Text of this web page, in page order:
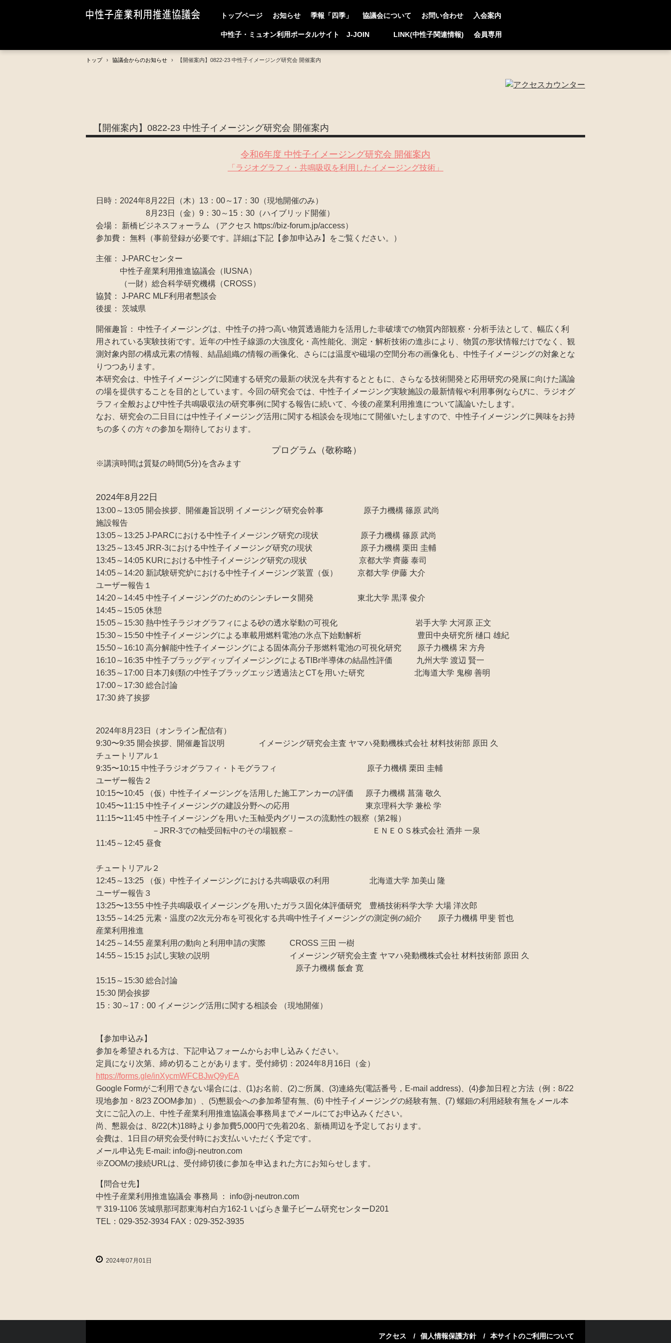
トップページ お知らせ 季報「四季」 協議会について お問い合わせ 入会案内
中性子・ミュオン利用ポータルサイト J-JOIN LINK(中性子関連情報) 会員専用
トップ › 協議会からのお知らせ › 【開催案内】0822-23 中性子イメージング研究会 開催案内
【開催案内】0822-23 中性子イメージング研究会 開催案内
令和6年度 中性子イメージング研究会 開催案内
「ラジオグラフィ・共鳴吸収を利用したイメージング技術」
日時：2024年8月22日（木）13：00～17：30（現地開催のみ）
8月23日（金）9：30～15：30（ハイブリッド開催）
会場： 新橋ビジネスフォーラム （アクセス https://biz-forum.jp/access）
参加費： 無料（事前登録が必要です。詳細は下記【参加申込み】をご覧ください。）
主催： J-PARCセンター
中性子産業利用推進協議会（IUSNA）
（一財）総合科学研究機構（CROSS）
協賛： J-PARC MLF利用者懇談会
後援： 茨城県
開催趣旨： 中性子イメージングは、中性子の持つ高い物質透過能力を活用した非破壊での物質内部観察・分析手法として、幅広く利
用されている実験技術です。近年の中性子線源の大強度化・高性能化、測定・解析技術の進歩により、物質の形状情報だけでなく、観
測対象内部の構成元素の情報、結晶組織の情報の画像化、さらには温度や磁場の空間分布の画像化も、中性子イメージングの対象とな
りつつあります。
本研究会は、中性子イメージングに関連する研究の最新の状況を共有するとともに、さらなる技術開発と応用研究の発展に向けた議論
の場を提供することを目的としています。今回の研究会では、中性子イメージング実験施設の最新情報や利用事例ならびに、ラジオグ
ラフィ全般および中性子共鳴吸収法の研究事例に関する報告に続いて、今後の産業利用推進について議論いたします。
なお、研究会の二日目には中性子イメージング活用に関する相談会を現地にて開催いたしますので、中性子イメージングに興味をお持
ちの多くの方々の参加を期待しております。
プログラム（敬称略）
※講演時間は質疑の時間(5分)を含みます
2024年8月22日
13:00～13:05 開会挨拶、開催趣旨説明 イメージング研究会幹事 原子力機構 篠原 武尚
施設報告
13:05～13:25 J-PARCにおける中性子イメージング研究の現状 原子力機構 篠原 武尚
13:25～13:45 JRR-3における中性子イメージング研究の現状 原子力機構 栗田 圭輔
13:45～14:05 KURにおける中性子イメージング研究の現状 京都大学 齊藤 泰司
14:05～14:20 新試験研究炉における中性子イメージング装置（仮） 京都大学 伊藤 大介
ユーザー報告１
14:20～14:45 中性子イメージングのためのシンチレータ開発 東北大学 黒澤 俊介
14:45～15:05 休憩
15:05～15:30 熱中性子ラジオグラフィによる砂の透水挙動の可視化 岩手大学 大河原 正文
15:30～15:50 中性子イメージングによる車載用燃料電池の氷点下始動解析 豊田中央研究所 樋口 雄紀
15:50～16:10 高分解能中性子イメージングによる固体高分子形燃料電池の可視化研究 原子力機構 宋 方舟
16:10～16:35 中性子ブラッグディップイメージングによるTlBr半導体の結晶性評価 九州大学 渡辺 賢一
16:35～17:00 日本刀剣類の中性子ブラッグエッジ透過法とCTを用いた研究 北海道大学 鬼柳 善明
17:00～17:30 総合討論
17:30 終了挨拶
2024年8月23日（オンライン配信有）
9:30〜9:35 開会挨拶、開催趣旨説明 イメージング研究会主査 ヤマハ発動機株式会社 材料技術部 原田 久
チュートリアル１
9:35〜10:15 中性子ラジオグラフィ・トモグラフィ 原子力機構 栗田 圭輔
ユーザー報告２
10:15〜10:45 （仮）中性子イメージングを活用した施工アンカーの評価 原子力機構 菖蒲 敬久
10:45〜11:15 中性子イメージングの建設分野への応用 東京理科大学 兼松 学
11:15〜11:45 中性子イメージングを用いた玉軸受内グリースの流動性の観察（第2報）
－JRR-3での軸受回転中のその場観察－ ＥＮＥＯＳ株式会社 酒井 一泉
11:45～12:45 昼食
チュートリアル２
12:45～13:25 （仮）中性子イメージングにおける共鳴吸収の利用 北海道大学 加美山 隆
ユーザー報告３
13:25〜13:55 中性子共鳴吸収イメージングを用いたガラス固化体評価研究 豊橋技術科学大学 大場 洋次郎
13:55～14:25 元素・温度の2次元分布を可視化する共鳴中性子イメージングの測定例の紹介 原子力機構 甲斐 哲也
産業利用推進
14:25～14:55 産業利用の動向と利用申請の実際 CROSS 三田 一樹
14:55～15:15 お試し実験の説明 イメージング研究会主査 ヤマハ発動機株式会社 材料技術部 原田 久
原子力機構 飯倉 寛
15:15～15:30 総合討論
15:30 閉会挨拶
15：30～17：00 イメージング活用に関する相談会 （現地開催）
【参加申込み】
参加を希望される方は、下記申込フォームからお申し込みください。
定員になり次第、締め切ることがあります。受付締切：2024年8月16日（金）
https://forms.gle/inXycmWFCBJwQ9yEA
Google Formがご利用できない場合には、(1)お名前、(2)ご所属、(3)連絡先(電話番号，E-mail address)、(4)参加日程と方法（例：8/22
現地参加・8/23 ZOOM参加）、(5)懇親会への参加希望有無、(6) 中性子イメージングの経験有無、(7) 螺鈿の利用経験有無をメール本
文にご記入の上、中性子産業利用推進協議会事務局までメールにてお申込みください。
尚、懇親会は、8/22(木)18時より参加費5,000円で先着20名、新橋周辺を予定しております。
会費は、1日目の研究会受付時にお支払いいただく予定です。
メール申込先 E-mail: info@j-neutron.com
※ZOOMの接続URLは、受付締切後に参加を申込まれた方にお知らせします。
【問合せ先】
中性子産業利用推進協議会 事務局 ： info@j-neutron.com
〒319-1106 茨城県那珂郡東海村白方162-1 いばらき量子ビーム研究センターD201
TEL：029-352-3934 FAX：029-352-3935
2024年07月01日
アクセス 個人情報保護方針 本サイトのご利用について